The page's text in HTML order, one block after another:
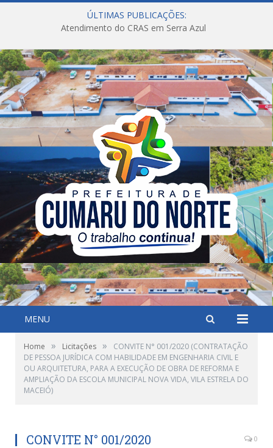
ÚLTIMAS PUBLICAÇÕES:
Atendimento do CRAS em Serra Azul
MENU
Home » Licitações »
CONVITE N° 001/2020 (CONTRATAÇÃO
DE PESSOA JURÍDICA COM HABILIDADE EM ENGENHARIA CIVIL E
OU ARQUITETURA, PARA A EXECUÇÃO DE OBRA DE REFORMA E
AMPLIAÇÃO DA ESCOLA MUNICIPAL NOVA VIDA, VILA ESTRELA DO
MACEIÓ)
CONVITE N° 001/2020
0